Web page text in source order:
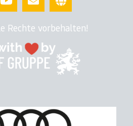
Rechte vorbehalten!